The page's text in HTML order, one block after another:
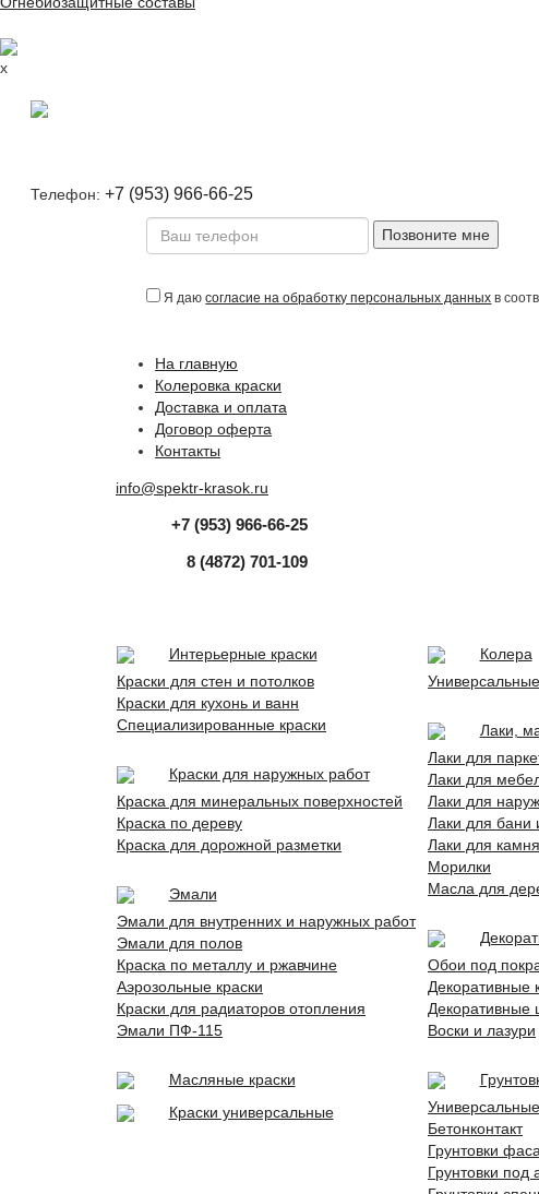
x
Телефон: +7 (953) 966-66-25
Позвоните мне
Я даюсогласие на обработку персональных данных в
На главную
Колеровка краски
Доставка и оплата
Договор оферта
Контакты
info@spektr-krasok.ru
+7 (953) 966-66-25
8 (4872) 701-109
Интерьерные краски
Краски для стен и потолков
Краски для кухонь и ванн
Специализированные краски
Краски для наружных работ
Краска для минеральных поверхностей
Краска по дереву
Краска для дорожной разметки
Эмали
Эмали для внутренних и наружных работ
Эмали для полов
Краска по металлу и ржавчине
Аэрозольные краски
Краски для радиаторов отопления
Эмали ПФ-115
Масляные краски
Краски универсальные
Колера
Лаки,
Лаки для
Лаки для
Лаки для
Лаки для бани
Лаки для
Морилки
Масла для
Обои под
Декоративные
Декоративные
Воски и лазури
Универсальные
Бетонконтакт
Грунтовки
Грунтовки под